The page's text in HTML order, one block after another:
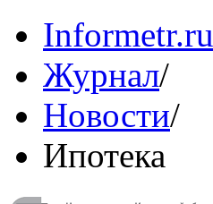
Informetr.ru
Журнал/
Новости/
Ипотека